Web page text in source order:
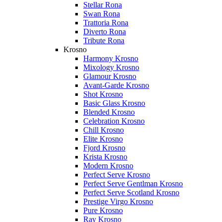
Stellar Rona
Swan Rona
Trattoria Rona
Diverto Rona
Tribute Rona
Krosno
Harmony Krosno
Mixology Krosno
Glamour Krosno
Avant-Garde Krosno
Shot Krosno
Basic Glass Krosno
Blended Krosno
Celebration Krosno
Chill Krosno
Elite Krosno
Fjord Krosno
Krista Krosno
Modern Krosno
Perfect Serve Krosno
Perfect Serve Gentlman Krosno
Perfect Serve Scotland Krosno
Prestige Virgo Krosno
Pure Krosno
Ray Krosno